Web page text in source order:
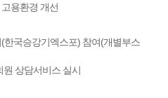
용환경 개선
한국승강기엑스포) 참여(개별부스
원 상담서비스 실시